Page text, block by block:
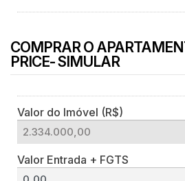
COMPRAR O
PRICE- SIMULAR
Valor do Imóvel (R$)
Valor Entrada + FGTS